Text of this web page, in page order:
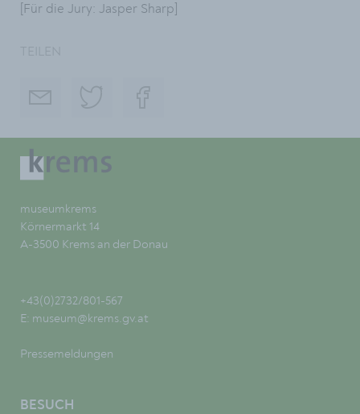
[Für die Jury: Jasper Sharp]
museumkrems
Körnermarkt 14
A-3500 Krems an der Donau
+43(0)2732/801-567
E: museum@krems.gv.at
Pressemeldungen
BESUCH